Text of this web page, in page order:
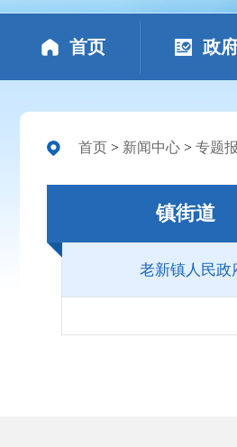
首页 政
首页 > 新闻中心 > 专题
镇街道
老新镇人民政